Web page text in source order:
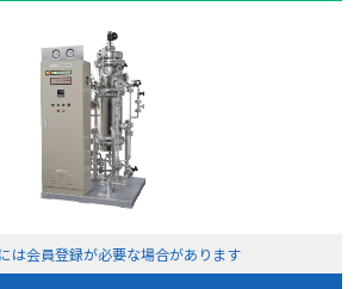
は会員登録が必要な場合があります